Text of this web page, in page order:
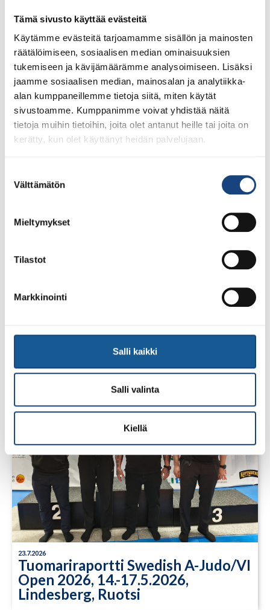
Tämä sivusto käyttää evästeitä
Käytämme evästeitä tarjoamamme sisällön ja mainosten
räätälöimiseen, sosiaalisen median ominaisuuksien
tukemiseen ja kävijämäärämme analysoimiseen. Lisäksi
jaamme sosiaalisen median, mainosalan ja analytiikka-
alan kumppaneillemme tietoja siitä, miten käytät
sivustoamme. Kumppanimme voivat yhdistää näitä
tietoja muihin tietoihin, joita olet antanut heille tai joita on
kerätty, kun olet käyttänyt heidän palvelujaan.
valinta
Välttämätön
Mieltymykset
Tilastot
Markkinointi
Salli kaikki
Salli valinta
Kiellä
lisenssit eivät siis [...]
LUE LISÄÄ
Pentti Vauhkoselle harvinainen
23.7.2026
Tuomariraportti Swedish A-Judo/VI
Open 2026, 14.-17.5.2026,
Lindesberg, Ruotsi